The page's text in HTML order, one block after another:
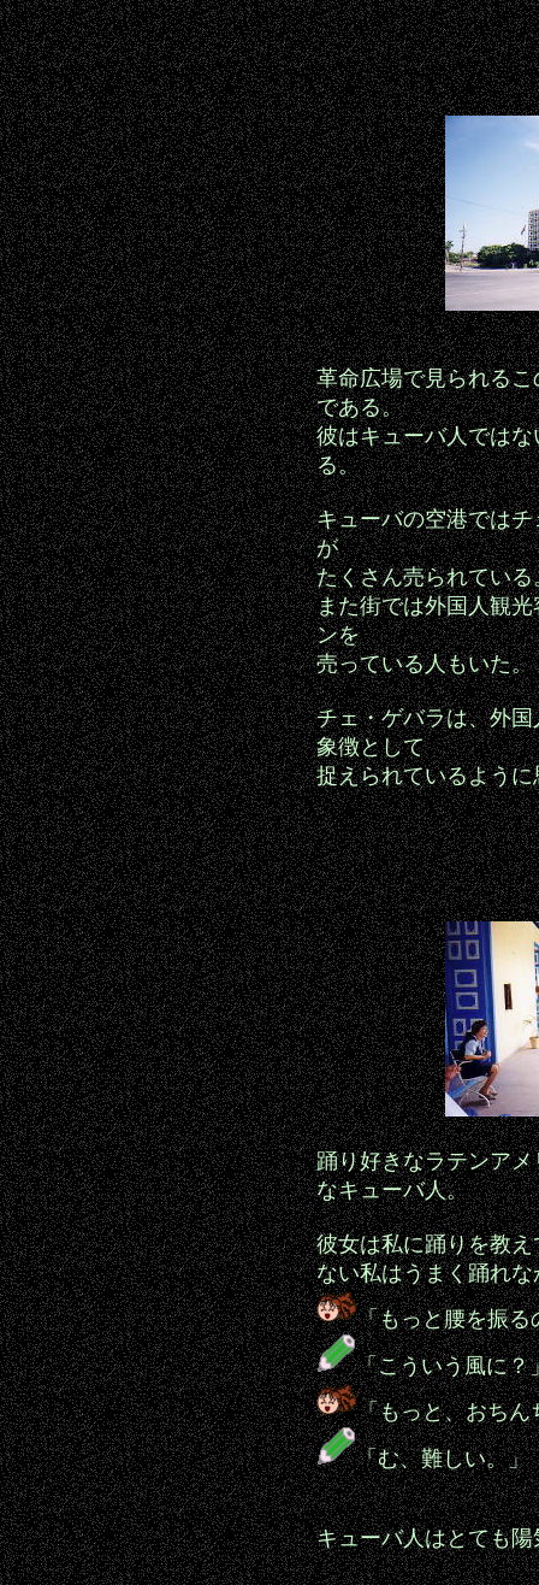
革命広場で見られる
である。
彼はキューバ人では
る。
キューバの空港では
が
たくさん売られている
また街では外国人観
ンを
売っている人もいた。
チェ・ゲバラは、外
象徴として
捉えられているように
踊り好きなラテンア
なキューバ人。
彼女は私に踊りを教
ない私はうまく踊れな
「もっと腰を振る
「こういう風に？
「もっと、おちん
「む、難しい。」
キューバ人はとても陽